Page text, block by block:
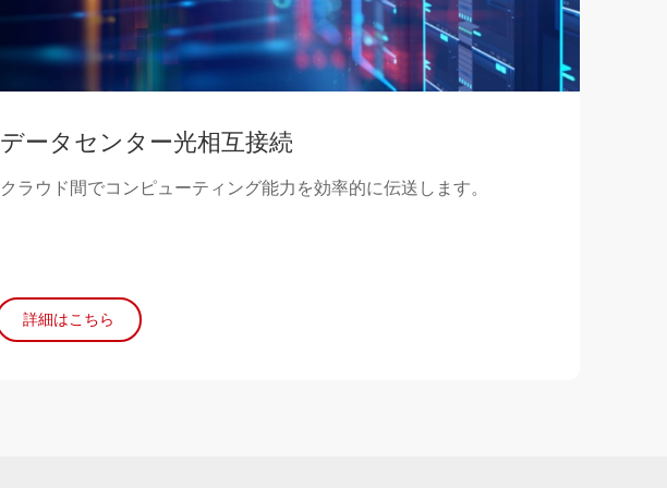
データセンター光相互接続
クラウド間でコンピューティング能力を効率的に伝送します。
詳細はこちら